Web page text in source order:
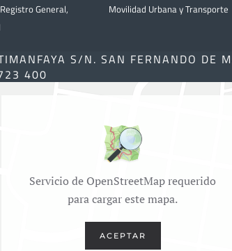
Registro General,
Movilidad Urbana y Transporte
S/N. SAN FERNANDO DE
400
Servicio de OpenStreetMap requerido
para cargar este mapa.
ACEPTAR